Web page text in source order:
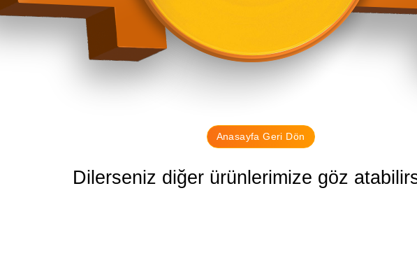
Anasayfa Geri Dön
Dilerseniz diğer ürünlerimize göz